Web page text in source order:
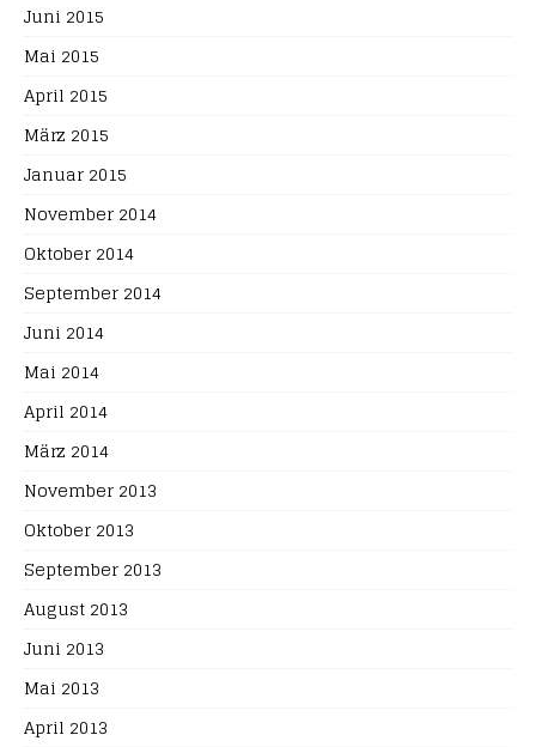
Juni 2015
Mai 2015
April 2015
März 2015
Januar 2015
November 2014
Oktober 2014
September 2014
Juni 2014
Mai 2014
April 2014
März 2014
November 2013
Oktober 2013
September 2013
August 2013
Juni 2013
Mai 2013
April 2013